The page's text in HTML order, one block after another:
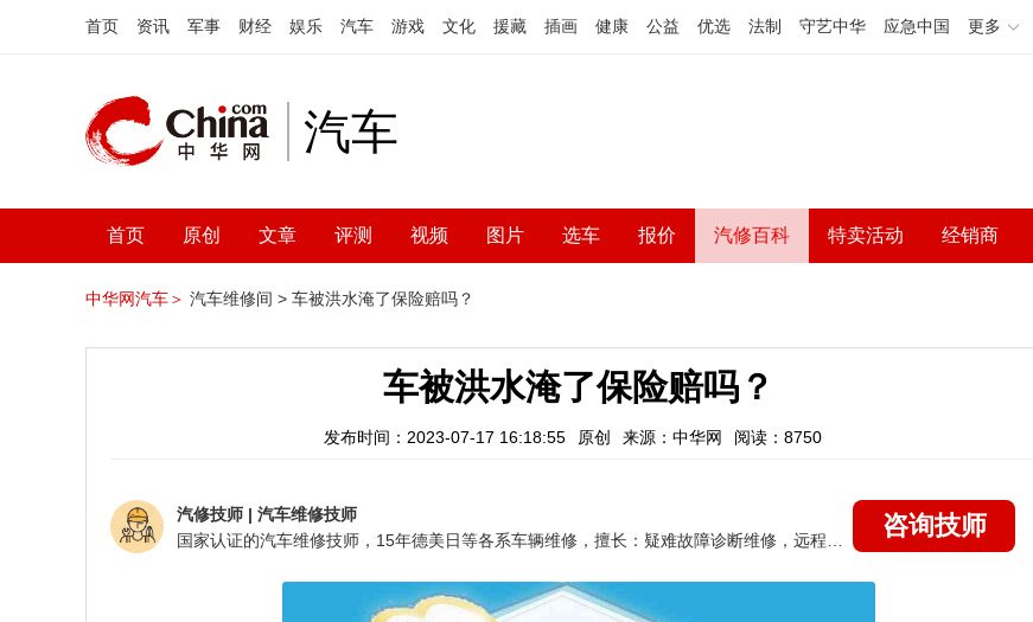
首页 资讯 军事 财经 娱乐 汽车 游戏 文化 援藏 插画 健康 公益 优选 法制 守艺中华 应急中国 更多
汽车
首页 原创 文章 评测 视频 图片 选车 报价 汽修百科 特卖活动 经销商
中华网汽车＞ 汽车维修间 > 车被洪水淹了保险赔吗？
车被洪水淹了保险赔吗？
发布时间：2023-07-17 16:18:55 原创 来源：中华网 阅读：8750
汽修技师 | 汽车维修技师
咨询技师